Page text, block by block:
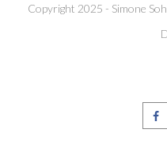
Copyright 2025 - Simone